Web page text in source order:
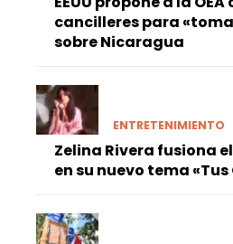
cancilleres para
sobre Nicaragua
ENTRETENIMIENTO
Zelina Rivera fusiona
en su nuevo tema «Tus